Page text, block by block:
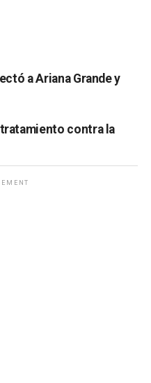
a Ariana Grande y
contra la